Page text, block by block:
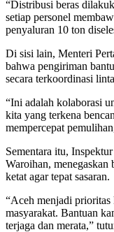
“Distribusi beras
setiap personel
penyaluran 10 ton
Di sisi lain, Menteri
bahwa pengiriman
secara terkoordinasi
“Ini adalah kolaborasi
kita yang terkena
mempercepat
Sementara itu,
Waroihan, menegaskan
ketat agar tepat sasaran.
“Aceh menjadi prioritas
masyarakat. Bantuan
terjaga dan merata,”